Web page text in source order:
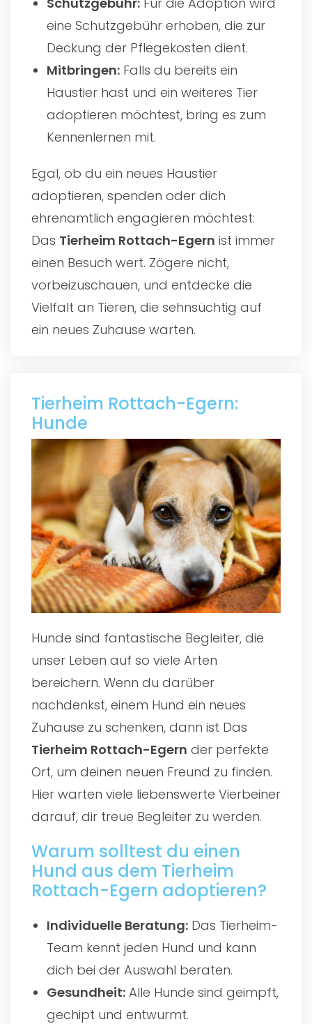
eine Schutzgebühr erhoben, die zur
Deckung der Pflegekosten dient.
Mitbringen: Falls du bereits ein
Haustier hast und ein weiteres Tier
adoptieren möchtest, bring es zum
Kennenlernen mit.
Egal, ob du ein neues Haustier
adoptieren, spenden oder dich
ehrenamtlich engagieren möchtest:
Das Tierheim Rottach-Egern ist immer
einen Besuch wert. Zögere nicht,
vorbeizuschauen, und entdecke die
Vielfalt an Tieren, die sehnsüchtig auf
ein neues Zuhause warten.
Tierheim Rottach-Egern:
Hunde
Hunde sind fantastische Begleiter, die
unser Leben auf so viele Arten
bereichern. Wenn du darüber
nachdenkst, einem Hund ein neues
Zuhause zu schenken, dann ist Das
Tierheim Rottach-Egern der perfekte
Ort, um deinen neuen Freund zu finden.
Hier warten viele liebenswerte Vierbeiner
darauf, dir treue Begleiter zu werden.
Warum solltest du einen
Hund aus dem Tierheim
Rottach-Egern adoptieren?
Individuelle Beratung: Das Tierheim-
Team kennt jeden Hund und kann
dich bei der Auswahl beraten.
Gesundheit: Alle Hunde sind geimpft,
gechipt und entwurmt.